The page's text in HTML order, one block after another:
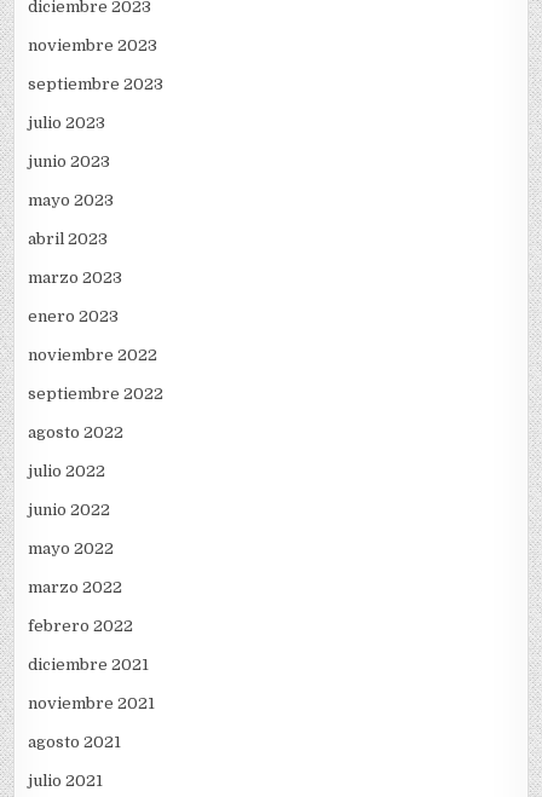
diciembre 2023
noviembre 2023
septiembre 2023
julio 2023
junio 2023
mayo 2023
abril 2023
marzo 2023
enero 2023
noviembre 2022
septiembre 2022
agosto 2022
julio 2022
junio 2022
mayo 2022
marzo 2022
febrero 2022
diciembre 2021
noviembre 2021
agosto 2021
julio 2021